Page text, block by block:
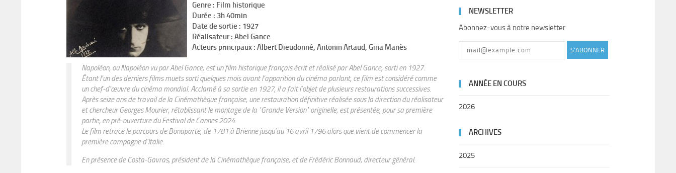
Genre : Film historique
Durée : 3h 40min
Date de sortie : 1927
Réalisateur : Abel Gance
Acteurs principaux : Albert Dieudonné, Antonin Artaud, Gina Manès
Napoléon, ouNapoléon vu par Abel Gance, est un film historique français écrit et réalisé par Abel Gance, sorti en 1927.
Étant l’un des derniers films muets sorti quelques mois avant l’apparition du cinéma parlant, ce film est considéré comme
un chef-d’œuvre du cinéma mondial. Acclamé à sa sortie en 1927, il a fait l’objet de plusieurs restaurations successives.
Après seize ans de travail de la Cinémathèque française, une restauration définitive réalisée sous la direction du réalisateur
et chercheur Georges Mourier, rétablissant le montage de la "Grande Version" originelle, est présentée, pour sa première
partie, en pré-ouverture du Festival de Cannes 2024.
Le film retrace le parcours de Bonaparte, de 1781 à Brienne jusqu’au 16 avril 1796 alors que vient de commencer la
première campagne d’Italie.
En présence de Costa-Gavras, président de la Cinémathèque française, et de Frédéric Bonnaud, directeur général.
NEWSLETTER
Abonnez-vous à notre newsletter
S'ABONNER
ANNÉE EN COURS
2026
ARCHIVES
2025